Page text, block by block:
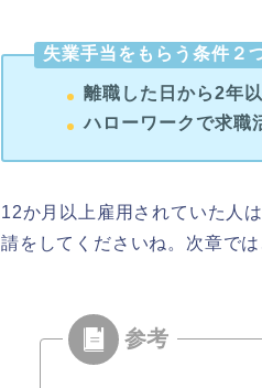
失業手当をもらう条件２
離職した日から2年
ハローワークで求職
12か月以上雇用されていた人
請をしてくださいね。次章で